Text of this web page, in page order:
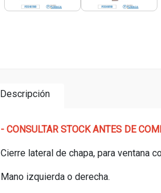
Descripción
- CONSULTAR STOCK ANTES DE
Cierre lateral de chapa, para ventana
Mano izquierda o derecha.